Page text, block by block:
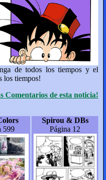
de todos los tiempos y el
los tiempos!
Comentarios de esta noticia!
599
Spirou & DBs
Página 12